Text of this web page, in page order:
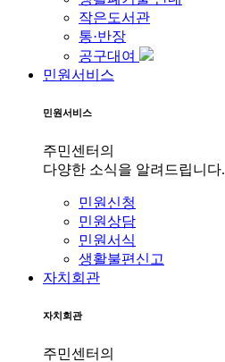
작은도서관
통·반장
공구대여
민원서비스
민원서비스
주민센터의
다양한 소식을 알려드립니다.
민원신청
민원상담
민원서식
생활불편신고
자치회관
자치회관
주민센터의